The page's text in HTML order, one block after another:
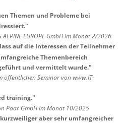
Themen und Probleme bei
"
EUROPE GmbH im Monat 2/2026
auf die Interessen der Teilnehmer
Themenbereich
und vermittelt wurde."
öffentlichen Seminar von www.IT-
training."
Paar GmbH im Monat 10/2025
kurzweiliger aber sehr umfangreicher